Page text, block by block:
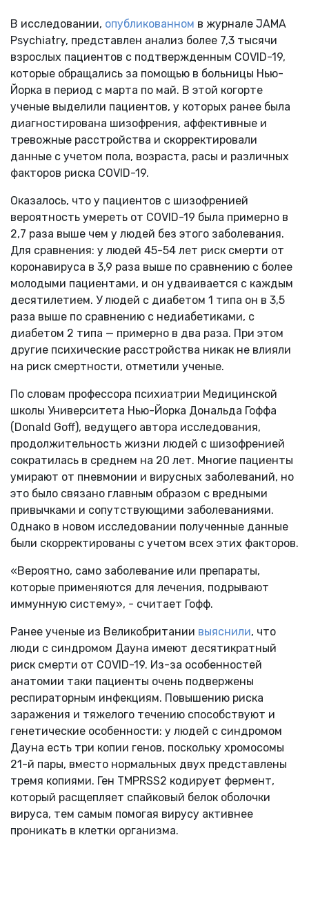
В исследовании, опубликованном в журнале JAMA
Psychiatry, представлен анализ более 7,3 тысячи
взрослых пациентов с подтвержденным COVID-19,
которые обращались за помощью в больницы Нью-
Йорка в период с марта по май. В этой когорте
ученые выделили пациентов, у которых ранее была
диагностирована шизофрения, аффективные и
тревожные расстройства и скорректировали
данные с учетом пола, возраста, расы и различных
факторов риска COVID-19.
Оказалось, что у пациентов с шизофренией
вероятность умереть от COVID-19 была примерно в
2,7 раза выше чем у людей без этого заболевания.
Для сравнения: у людей 45-54 лет риск смерти от
коронавируса в 3,9 раза выше по сравнению с более
молодыми пациентами, и он удваивается с каждым
десятилетием. У людей с диабетом 1 типа он в 3,5
раза выше по сравнению с недиабетиками, с
диабетом 2 типа — примерно в два раза. При этом
другие психические расстройства никак не влияли
на риск смертности, отметили ученые.
По словам профессора психиатрии Медицинской
школы Университета Нью-Йорка Дональда Гоффа
(Donald Goff), ведущего автора исследования,
продолжительность жизни людей с шизофренией
сократилась в среднем на 20 лет. Многие пациенты
умирают от пневмонии и вирусных заболеваний, но
это было связано главным образом с вредными
привычками и сопутствующими заболеваниями.
Однако в новом исследовании полученные данные
были скорректированы с учетом всех этих факторов.
«Вероятно, само заболевание или препараты,
которые применяются для лечения, подрывают
иммунную систему», - считает Гофф.
Ранее ученые из Великобритании выяснили, что
люди с синдромом Дауна имеют десятикратный
риск смерти от COVID-19. Из-за особенностей
анатомии таки пациенты очень подвержены
респираторным инфекциям. Повышению риска
заражения и тяжелого течению способствуют и
генетические особенности: у людей с синдромом
Дауна есть три копии генов, поскольку хромосомы
21-й пары, вместо нормальных двух представлены
тремя копиями. Ген TMPRSS2 кодирует фермент,
который расщепляет спайковый белок оболочки
вируса, тем самым помогая вирусу активнее
проникать в клетки организма.